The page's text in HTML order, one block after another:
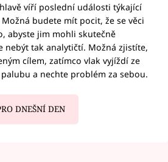
víří poslední události týkající
budete mít pocit, že se věci
abyste jim mohli skutečně
nebýt tak analytičtí. Možná zjistíte,
cílem, zatímco vlak vyjíždí ze
a nechte problém za sebou.
DNEŠNÍ DEN